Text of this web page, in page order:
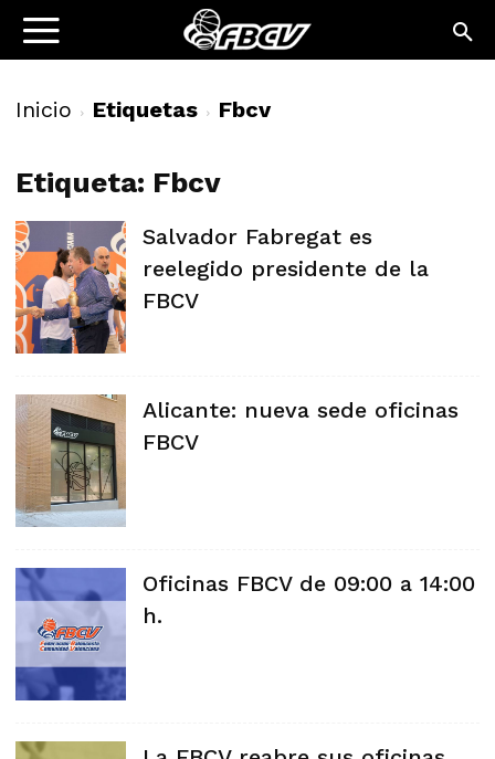
Inicio Etiquetas Fbcv
Etiqueta: Fbcv
Salvador Fabregat es
reelegido presidente de la
FBCV
Alicante: nueva sede oficinas
FBCV
Oficinas FBCV de 09:00 a 14:00
h.